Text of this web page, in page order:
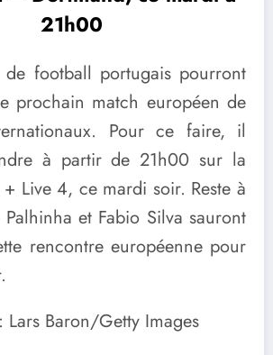
21h00
de football portugais pourront
prochain match européen de
Pour ce faire, il
à partir de 21h00 sur la
Live 4, ce mardi soir. Reste à
Palhinha et Fabio Silva sauront
rencontre européenne pour
Baron/Getty Images